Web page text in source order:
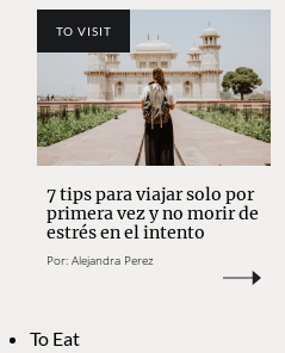
TO VISIT
7 tips para viajar solo por
primera vez y no morir de
estrés en el intento
Por: Alejandra Perez
To Eat